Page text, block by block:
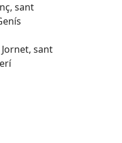
sant
Jornet, sant